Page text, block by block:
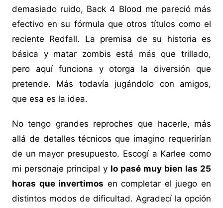
demasiado ruido, Back 4 Blood me pareció más
efectivo en su fórmula que otros títulos como el
reciente Redfall. La premisa de su historia es
básica y matar zombis está más que trillado,
pero aquí funciona y otorga la diversión que
pretende. Más todavía jugándolo con amigos,
que esa es la idea.
No tengo grandes reproches que hacerle, más
allá de detalles técnicos que imagino requerirían
de un mayor presupuesto. Escogí a Karlee como
mi personaje principal y lo pasé muy bien las 25
horas que invertimos en completar el juego en
distintos modos de dificultad. Agradecí la opción